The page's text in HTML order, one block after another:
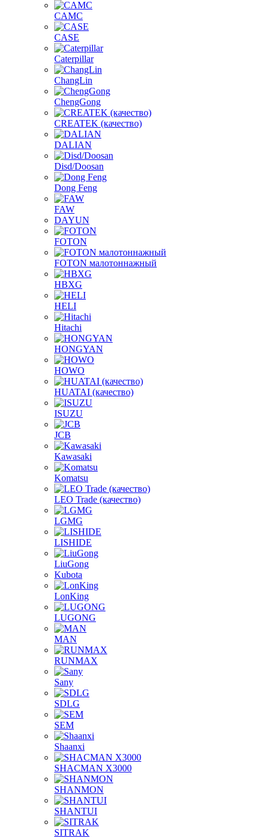
CAMC
CASE
Caterpillar
ChangLin
ChengGong
CREATEK (качество)
DALIAN
Disd/Doosan
Dong Feng
FAW
DAYUN
FOTON
FOTON малотоннажный
HBXG
HELI
Hitachi
HONGYAN
HOWO
HUATAI (качество)
ISUZU
JCB
Kawasaki
Komatsu
LEO Trade (качество)
LGMG
LISHIDE
LiuGong
Kubota
LonKing
LUGONG
MAN
RUNMAX
Sany
SDLG
SEM
Shaanxi
SHACMAN X3000
SHANMON
SHANTUI
SITRAK